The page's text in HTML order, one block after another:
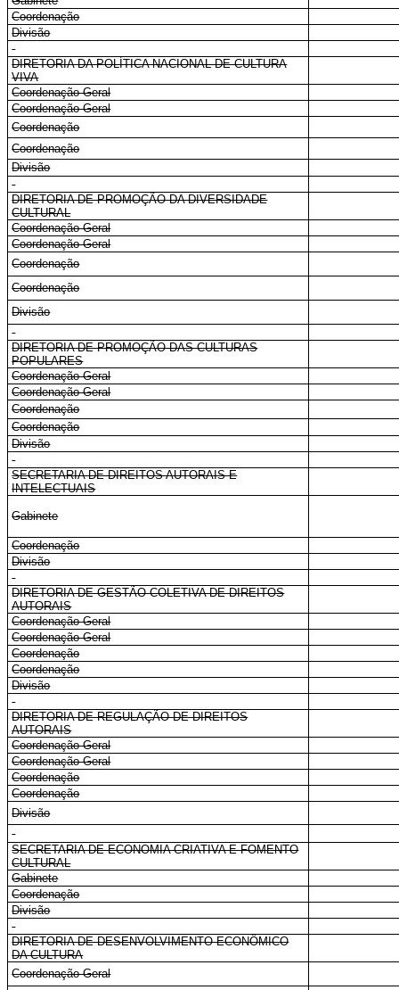
Coordenação
Divisão
DIRETORIA DA POLÍTICA NACIONAL DE CULTURA
VIVA
Coordenação-Geral
Coordenação-Geral
Coordenação
Coordenação
Divisão
DIRETORIA DE PROMOÇÃO DA DIVERSIDADE
CULTURAL
Coordenação-Geral
Coordenação-Geral
Coordenação
Coordenação
Divisão
DIRETORIA DE PROMOÇÃO DAS CULTURAS
POPULARES
Coordenação-Geral
Coordenação-Geral
Coordenação
Coordenação
Divisão
SECRETARIA DE DIREITOS AUTORAIS E
INTELECTUAIS
Gabinete
Coordenação
Divisão
DIRETORIA DE GESTÃO COLETIVA DE DIREITOS
AUTORAIS
Coordenação-Geral
Coordenação-Geral
Coordenação
Coordenação
Divisão
DIRETORIA DE REGULAÇÃO DE DIREITOS
AUTORAIS
Coordenação-Geral
Coordenação-Geral
Coordenação
Coordenação
Divisão
SECRETARIA DE ECONOMIA CRIATIVA E FOMENTO
CULTURAL
Gabinete
Coordenação
Divisão
DIRETORIA DE DESENVOLVIMENTO ECONÔMICO
DA CULTURA
Coordenação-Geral